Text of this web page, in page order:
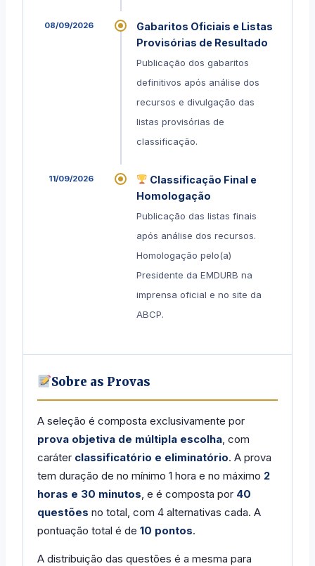
08/09/2026
Gabaritos Oficiais e Listas
Provisórias de Resultado
Publicação dos gabaritos
definitivos após análise dos
recursos e divulgação das
listas provisórias de
classificação.
11/09/2026
Classificação Final e
Homologação
Publicação das listas finais
após análise dos recursos.
Homologação pelo(a)
Presidente da EMDURB na
imprensa oficial e no site da
ABCP.
Sobre as Provas
A seleção é composta exclusivamente por
prova objetiva de múltipla escolha, com
caráter classificatório e eliminatório. A prova
tem duração de no mínimo 1 hora e no máximo 2
horas e 30 minutos, e é composta por 40
questões no total, com 4 alternativas cada. A
pontuação total é de 10 pontos.
A distribuição das questões é a mesma para